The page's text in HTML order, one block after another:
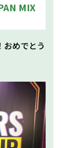
MIX
おめでとう